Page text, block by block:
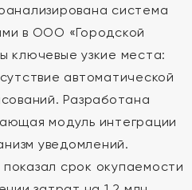
система
в ООО «Городской
ключевые узкие места:
автоматической
Разработана
модуль интеграции
уведомлений.
срок окупаемости